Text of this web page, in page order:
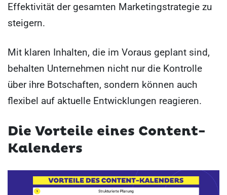
Effektivität der gesamten Marketingstrategie zu
steigern.
Mit klaren Inhalten, die im Voraus geplant sind,
behalten Unternehmen nicht nur die Kontrolle
über ihre Botschaften, sondern können auch
flexibel auf aktuelle Entwicklungen reagieren.
Die Vorteile eines Content-
Kalenders